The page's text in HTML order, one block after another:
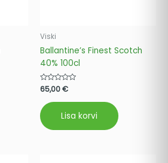
Viski
Ballantine’s Finest Scotch
40% 100cl
Hinnanguga
0
5
65,00€
Lisa korvi